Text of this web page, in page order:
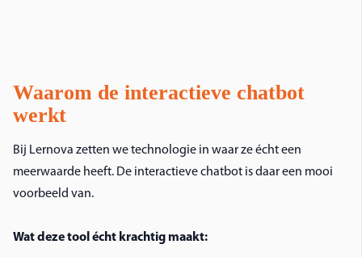
Waarom de interactieve chatbot
werkt
Bij Lernova zetten we technologie in waar ze écht een
meerwaarde heeft. De interactieve chatbot is daar een mooi
voorbeeld van.
Wat deze tool écht krachtig maakt: